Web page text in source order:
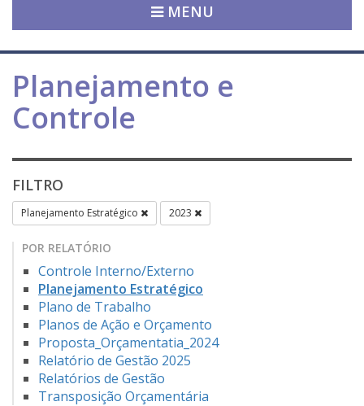
MENU
Planejamento e
Controle
FILTRO
Planejamento Estratégico 2023
POR RELATÓRIO
Controle Interno/Externo
Planejamento Estratégico
Plano de Trabalho
Planos de Ação e Orçamento
Proposta_Orçamentatia_2024
Relatório de Gestão 2025
Relatórios de Gestão
Transposição Orçamentária